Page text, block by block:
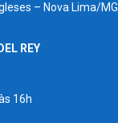
– Nova Lima/MG
REY
16h